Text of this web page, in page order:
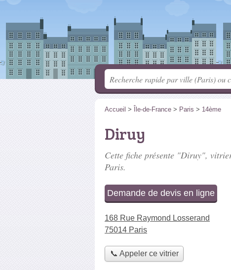
Accueil > Île-de-France > Paris > 14ème
Diruy
Cette fiche présente "Diruy",
Paris.
Demande de devis en ligne
168 Rue Raymond Losserand
75014 Paris
📞 Appeler ce vitrier